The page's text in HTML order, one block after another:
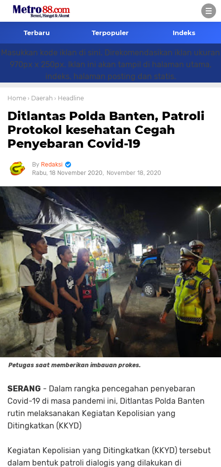
Terbaru Terpopuler Indeks
Masukkan kode iklan di sini. Direkomendasikan iklan ukuran
970px x 250px. Iklan ini akan tampil di halaman utama,
indeks, halaman posting dan statis.
Home › Daerah › Headline
Ditlantas Polda Banten, Patroli
Protokol kesehatan Cegah
Penyebaran Covid-19
Redaksi
Rabu, 18 November 2020
November 18, 2020
Petugas saat memberikan imbauan prokes.
SERANG - Dalam rangka pencegahan penyebaran
Covid-19 di masa pandemi ini, Ditlantas Polda Banten
rutin melaksanakan Kegiatan Kepolisian yang
Ditingkatkan (KKYD)
Kegiatan Kepolisian yang Ditingkatkan (KKYD) tersebut
dalam bentuk patroli dialogis yang dilakukan di